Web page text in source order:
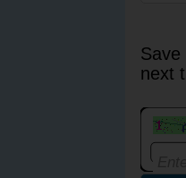
next